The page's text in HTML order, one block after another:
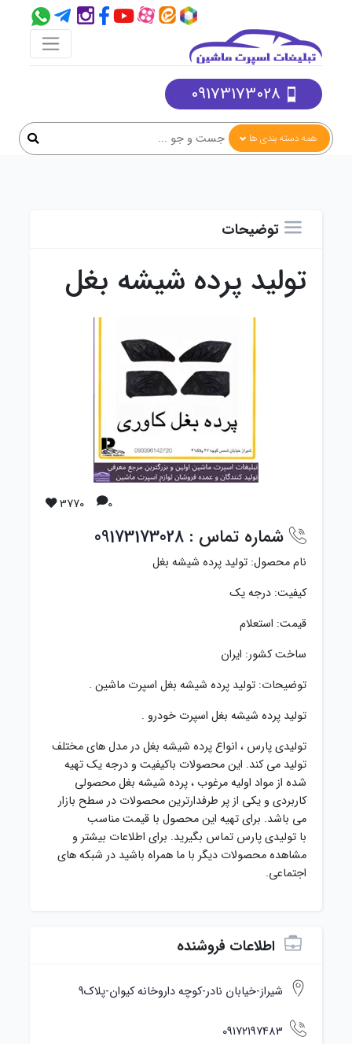
09173173028
همه دسته بندی ها
توضیحات
تولید پرده شیشه بغل
0
3770
شماره تماس :09173173028
نام محصول: تولید پرده شیشه بغل
کیفیت: درجه یک
قیمت: استعلام
ساخت کشور: ایران
توضیحات: تولید پرده شیشه بغل اسپرت ماشین .
تولید پرده شیشه بغل اسپرت خودرو .
تولیدی پارس ، انواع پرده شیشه بغل در مدل های مختلف
تولید می کند. این محصولات باکیفیت و درجه یک تهیه
شده از مواد اولیه مرغوب ، پرده شیشه بغل محصولی
کاربردی و یکی از پر طرفدارترین محصولات در سطح بازار
می باشد. برای تهیه این محصول با قیمت مناسب
با تولیدی پارس تماس بگیرید. برای اطلاعات بیشتر و
مشاهده محصولات دیگر با ما همراه باشید در شبکه های
اجتماعی.
اطلاعات فروشنده
شیراز-خیابان نادر-کوچه داروخانه کیوان-پلاک9
09172197483